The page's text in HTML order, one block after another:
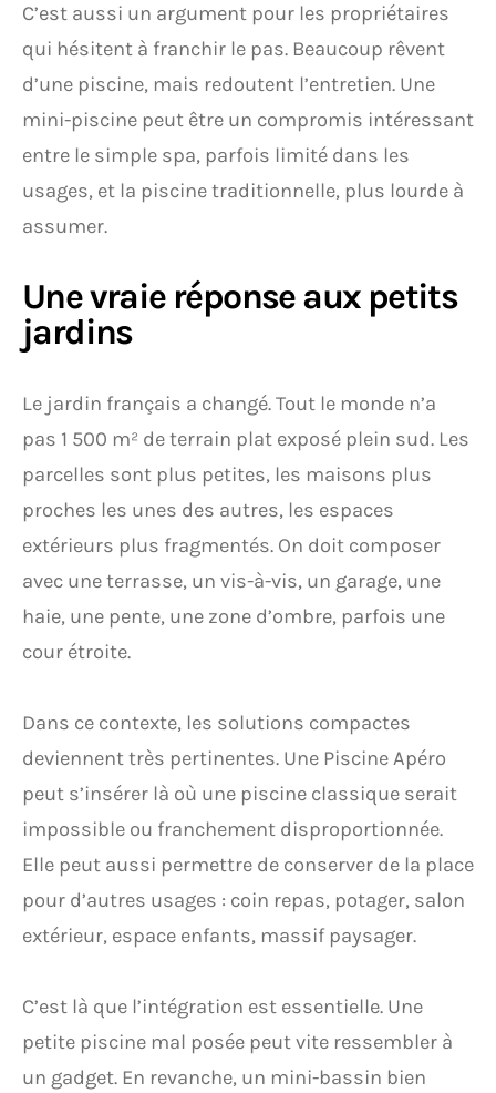
C’est aussi un argument pour les propriétaires
qui hésitent à franchir le pas. Beaucoup rêvent
d’une piscine, mais redoutent l’entretien. Une
mini-piscine peut être un compromis intéressant
entre le simple spa, parfois limité dans les
usages, et la piscine traditionnelle, plus lourde à
assumer.
Une vraie réponse aux petits
jardins
Le jardin français a changé. Tout le monde n’a
pas 1 500 m² de terrain plat exposé plein sud. Les
parcelles sont plus petites, les maisons plus
proches les unes des autres, les espaces
extérieurs plus fragmentés. On doit composer
avec une terrasse, un vis-à-vis, un garage, une
haie, une pente, une zone d’ombre, parfois une
cour étroite.
Dans ce contexte, les solutions compactes
deviennent très pertinentes. Une Piscine Apéro
peut s’insérer là où une piscine classique serait
impossible ou franchement disproportionnée.
Elle peut aussi permettre de conserver de la place
pour d’autres usages : coin repas, potager, salon
extérieur, espace enfants, massif paysager.
C’est là que l’intégration est essentielle. Une
petite piscine mal posée peut vite ressembler à
un gadget. En revanche, un mini-bassin bien